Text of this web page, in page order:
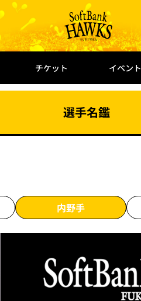
チケット イベント
選手名鑑
内野手